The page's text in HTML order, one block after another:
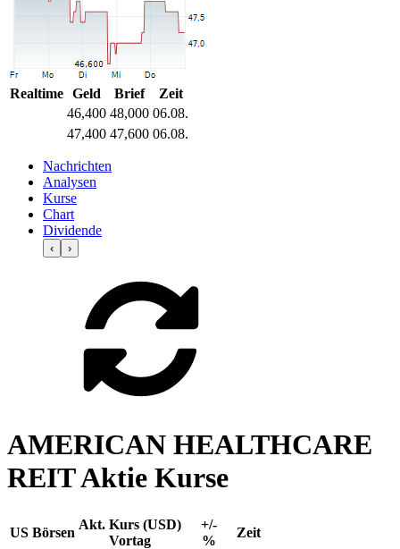
Realtime Geld Brief
Zeit
46,400 48,000 06.08.
47,400 47,600 06.08.
Nachrichten
Analysen
Kurse
Chart
Dividende
‹ ›
AMERICAN HEALTHCARE
REIT Aktie Kurse
US Börsen
Akt. Kurs (USD)
Vortag
+/-
%
Zeit